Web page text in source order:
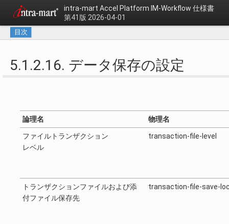
intra-mart Accel Platform IM-Workflow 仕様書
第41版 2026-04-01
目次
5.1.2.16. データ保存の設定
論理名 物理名
ファイルトランザクション
レベル
transaction-file-level
トランザクションファイルおよび添
付ファイル保存先
transaction-file-save-